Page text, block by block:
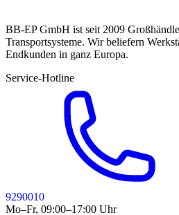
BB-EP GmbH ist seit 2009
Transportsysteme. Wir beliefern
Endkunden in ganz Europa.
Service-Hotline
9290010
Mo–Fr, 09:00–17:00 Uhr